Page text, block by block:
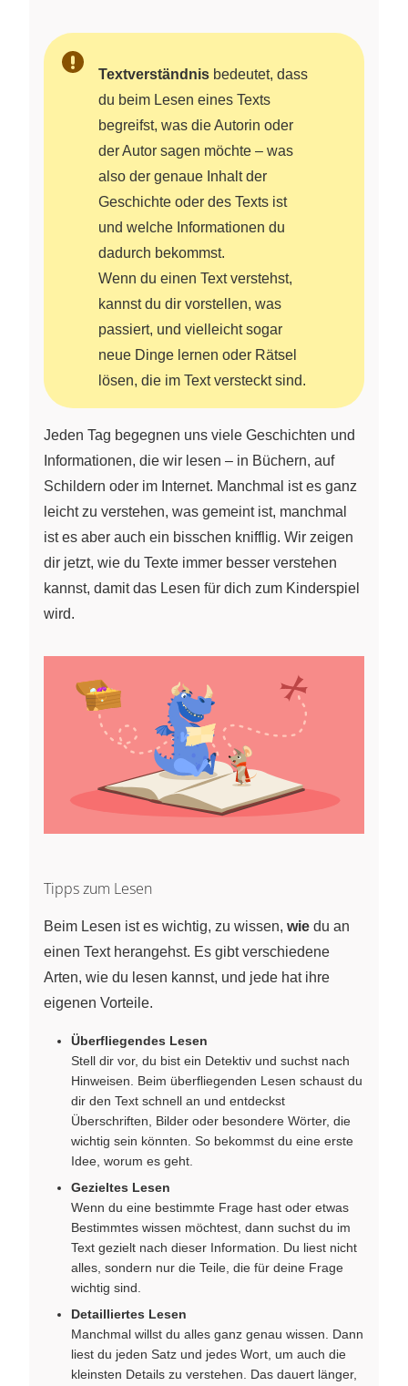
Textverständnis bedeutet, dass
du beim Lesen eines Texts
begreifst, was die Autorin oder
der Autor sagen möchte – was
also der genaue Inhalt der
Geschichte oder des Texts ist
und welche Informationen du
dadurch bekommst.
Wenn du einen Text verstehst,
kannst du dir vorstellen, was
passiert, und vielleicht sogar
neue Dinge lernen oder Rätsel
lösen, die im Text versteckt sind.
Jeden Tag begegnen uns viele Geschichten und
Informationen, die wir lesen – in Büchern, auf
Schildern oder im Internet. Manchmal ist es ganz
leicht zu verstehen, was gemeint ist, manchmal
ist es aber auch ein bisschen knifflig. Wir zeigen
dir jetzt, wie du Texte immer besser verstehen
kannst, damit das Lesen für dich zum Kinderspiel
wird.
Tipps zum Lesen
Beim Lesen ist es wichtig, zu wissen, wie du an
einen Text herangehst. Es gibt verschiedene
Arten, wie du lesen kannst, und jede hat ihre
eigenen Vorteile.
Überfliegendes Lesen
Stell dir vor, du bist ein Detektiv und suchst nach
Hinweisen. Beim überfliegenden Lesen schaust du
dir den Text schnell an und entdeckst
Überschriften, Bilder oder besondere Wörter, die
wichtig sein könnten. So bekommst du eine erste
Idee, worum es geht.
Gezieltes Lesen
Wenn du eine bestimmte Frage hast oder etwas
Bestimmtes wissen möchtest, dann suchst du im
Text gezielt nach dieser Information. Du liest nicht
alles, sondern nur die Teile, die für deine Frage
wichtig sind.
Detailliertes Lesen
Manchmal willst du alles ganz genau wissen. Dann
liest du jeden Satz und jedes Wort, um auch die
kleinsten Details zu verstehen. Das dauert länger,